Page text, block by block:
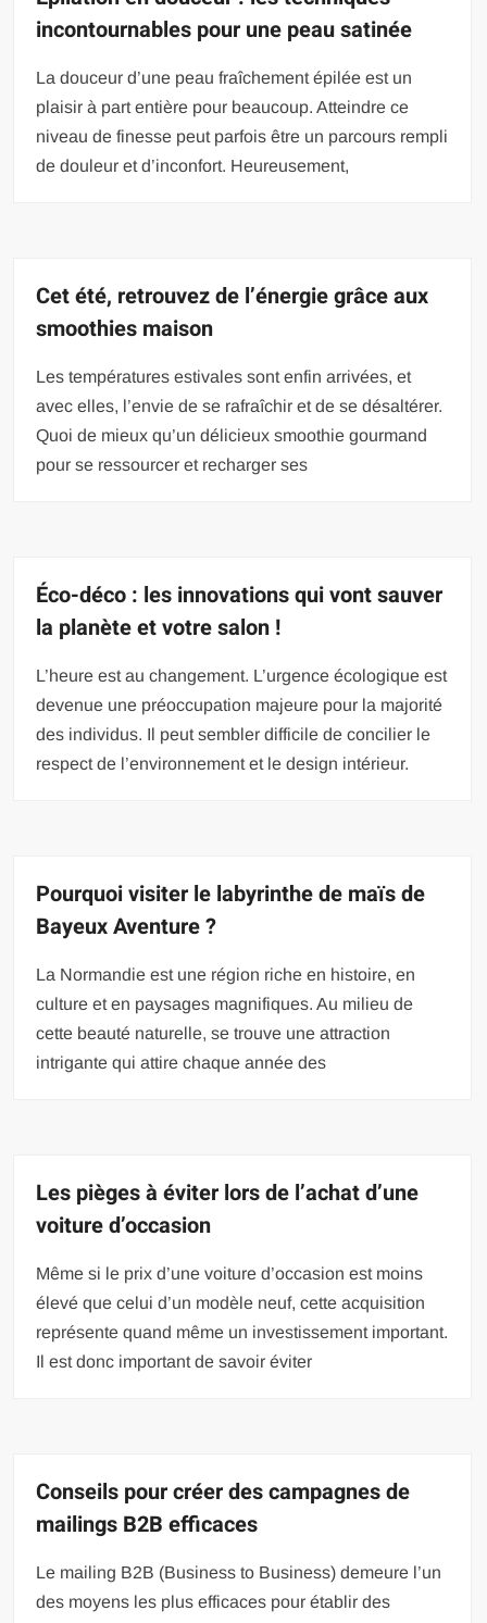
incontournables pour une peau satinée
La douceur d’une peau fraîchement épilée est un
plaisir à part entière pour beaucoup. Atteindre ce
niveau de finesse peut parfois être un parcours rempli
de douleur et d’inconfort. Heureusement,
Cet été, retrouvez de l’énergie grâce aux
smoothies maison
Les températures estivales sont enfin arrivées, et
avec elles, l’envie de se rafraîchir et de se désaltérer.
Quoi de mieux qu’un délicieux smoothie gourmand
pour se ressourcer et recharger ses
Éco-déco : les innovations qui vont sauver
la planète et votre salon !
L’heure est au changement. L’urgence écologique est
devenue une préoccupation majeure pour la majorité
des individus. Il peut sembler difficile de concilier le
respect de l’environnement et le design intérieur.
Pourquoi visiter le labyrinthe de maïs de
Bayeux Aventure ?
La Normandie est une région riche en histoire, en
culture et en paysages magnifiques. Au milieu de
cette beauté naturelle, se trouve une attraction
intrigante qui attire chaque année des
Les pièges à éviter lors de l’achat d’une
voiture d’occasion
Même si le prix d’une voiture d’occasion est moins
élevé que celui d’un modèle neuf, cette acquisition
représente quand même un investissement important.
Il est donc important de savoir éviter
Conseils pour créer des campagnes de
mailings B2B efficaces
Le mailing B2B (Business to Business) demeure l’un
des moyens les plus efficaces pour établir des